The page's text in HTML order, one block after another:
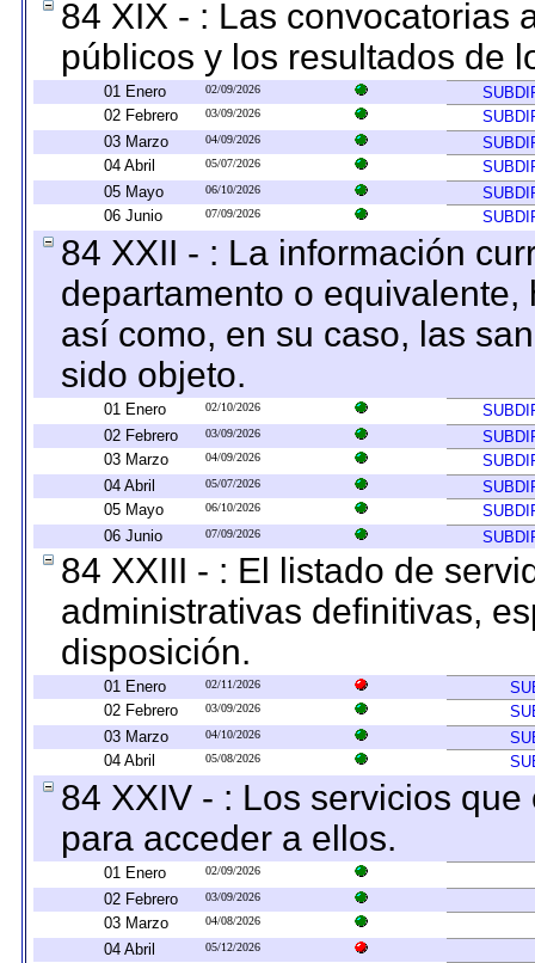
84 XIX - : Las convocatorias
públicos y los resultados de
01 Enero 02/09/2026
02 Febrero
03/09/2026
03 Marzo
04/09/2026
04 Abril
05/07/2026
05 Mayo
06/10/2026
06 Junio
07/09/2026
84 XXII - : La información
departamento o
así como, en su caso, las
sido objeto.
01 Enero 02/10/2026
02 Febrero
03/09/2026
03 Marzo
04/09/2026
04 Abril
05/07/2026
05 Mayo
06/10/2026
06 Junio
07/09/2026
84 XXIII - : El listado de
administrativas definitivas,
disposición.
01 Enero 02/11/2026
02 Febrero
03/09/2026
03 Marzo
04/10/2026
04 Abril
05/08/2026
84 XXIV - : Los servicios
para acceder a ellos.
01 Enero 02/09/2026
02 Febrero 03/09/2026
03 Marzo 04/08/2026
04 Abril 05/12/2026